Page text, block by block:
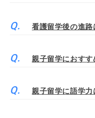
看護留学後の進路
親子留学におすす
親子留学に語学力